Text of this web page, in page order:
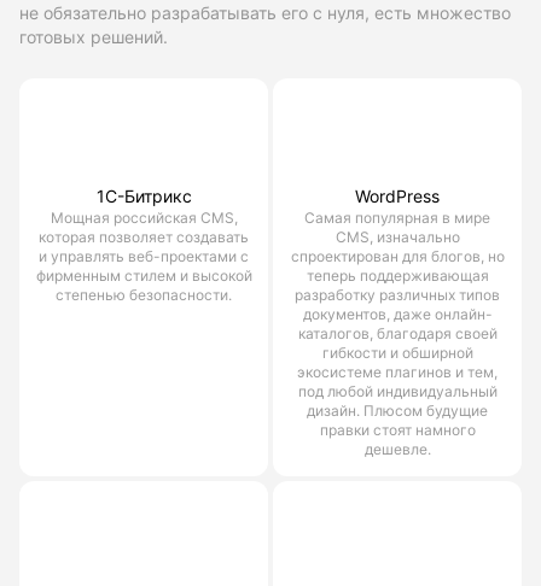
не обязательно разрабатывать его с нуля, есть множество
готовых решений.
1С-Битрикс
Мощная российская CMS,
которая позволяет создавать
и управлять веб-проектами с
фирменным стилем и высокой
степенью безопасности.
WordPress
Самая популярная в мире
CMS, изначально
спроектирован для блогов, но
теперь поддерживающая
разработку различных типов
документов, даже онлайн-
каталогов, благодаря своей
гибкости и обширной
экосистеме плагинов и тем,
под любой индивидуальный
дизайн. Плюсом будущие
правки стоят намного
дешевле.